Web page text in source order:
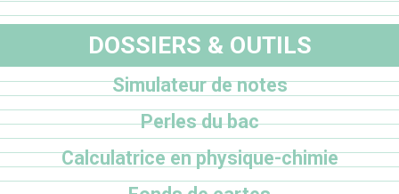
DOSSIERS & OUTILS
Simulateur de notes
Perles du bac
Calculatrice en physique-chimie